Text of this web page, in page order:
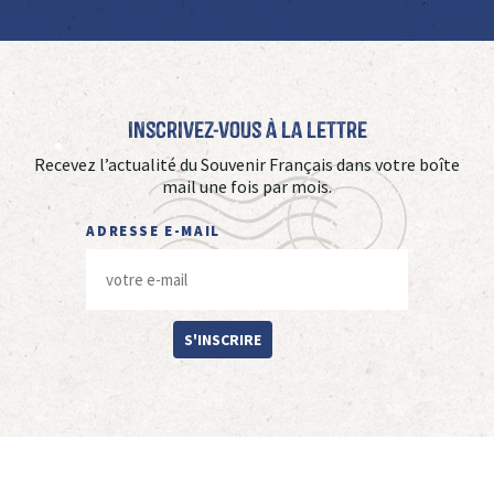
Inscrivez-vous à La Lettre
Recevez l’actualité du Souvenir Français dans votre boîte
mail une fois par mois.
ADRESSE E-MAIL
S'INSCRIRE